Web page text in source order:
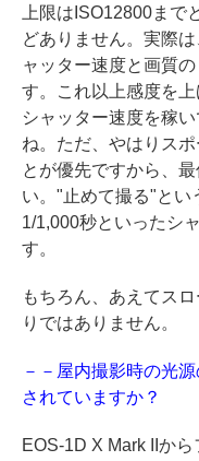
上限はISO12800まで
どありません。実際
ャッター速度と画質
す。これ以上感度を
シャッター速度を稼
ね。ただ、やはりス
とが優先ですから、
い。"止めて撮る"とい
1/1,000秒といったシ
す。
もちろん、あえてス
りではありません。
－－屋内撮影時の光
されていますか？
EOS-1D X Mark IIか